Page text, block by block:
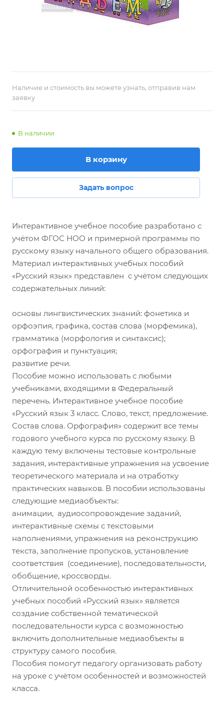
Наличие и стоимость вы можете узнать, отправив нам
заявку
В наличии
В корзину
Задать вопрос
Интерактивное учебное пособие разработано с
учётом ФГОС НОО и примерной программы по
русскому языку начального общего образования.
Материал интерактивных учебных пособий
«Русский язык» представлен с учётом следующих
содержательных линий:
основы лингвистических знаний: фонетика и
орфоэпия, графика, состав слова (морфемика),
грамматика (морфология и синтаксис);
орфография и пунктуация;
развитие речи.
Пособие можно использовать с любыми
учебниками, входящими в Федеральный
перечень. Интерактивное учебное пособие
«Русский язык 3 класс. Слово, текст, предложение.
Состав слова. Орфография» содержит все темы
годового учебного курса по русскому языку. В
каждую тему включены тестовые контрольные
задания, интерактивные упражнения на усвоение
теоретического материала и на отработку
практических навыков. В пособии использованы
следующие медиаобъекты:
анимации, аудиосопровождение заданий,
интерактивные схемы с текстовыми
наполнениями, упражнения на реконструкцию
текста, заполнение пропусков, установление
соответствия (соединение), последовательности,
обобщение, кроссворды.
Отличительной особенностью интерактивных
учебных пособий «Русский язык» является
создание собственной тематической
последовательности курса с возможностью
включить дополнительные медиаобъекты в
структуру самого пособия.
Пособия помогут педагогу организовать работу
на уроке с учётом особенностей и возможностей
класса.